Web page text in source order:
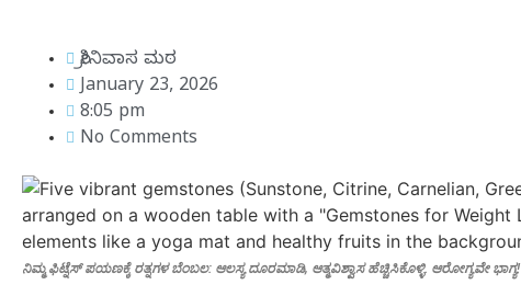
ಶ್ರೀನಿವಾಸ ಮಠ
January 23, 2026
8:05 pm
No Comments
ನಿಮ್ಮ ಫಿಟ್ನೆಸ್ ಪಯಣಕ್ಕೆ ರತ್ನಗಳ ಬೆಂಬಲ: ಆಲಸ್ಯ ದೂರಮಾಡಿ, ಆತ್ಮವಿಶ್ವಾಸ ಹೆಚ್ಚಿಸಿಕೊಳ್ಳಿ. ಆರೋಗ್ಯವೇ ಭಾಗ್ಯ!